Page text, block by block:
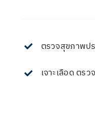
ตรวจสุขภาพป
เจาะเลือด ตร